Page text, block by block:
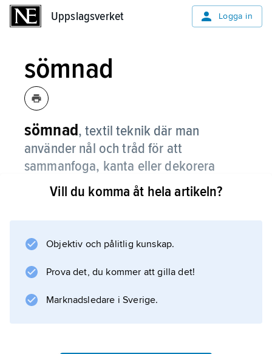
Uppslagsverket Logga in
sömnad
sömnad,textil teknik där man
använder nål och tråd för att
sammanfoga, kanta eller dekorera
textila material.
av horn, ben och trä. Den tidiga sytråden
hopsnodda naturfibrer. De äldsta fynden av
sydda kläder i Norden är från bronsåldern och
visar att sömnadskonsten redan då var väl
Vill du komma åt hela artikeln?
Objektiv och pålitlig kunskap.
Prova det, du kommer att gilla det!
Marknadsledare i Sverige.